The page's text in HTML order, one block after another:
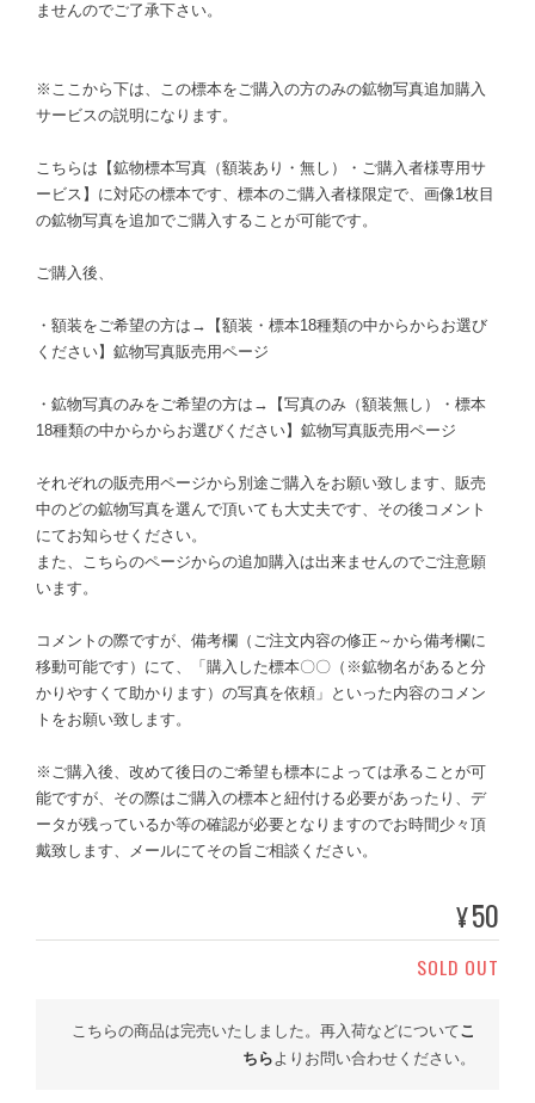
ませんのでご了承下さい。
※ここから下は、この標本をご購入の方のみの鉱物写真追加購入
サービスの説明になります。
こちらは【鉱物標本写真（額装あり・無し）・ご購入者様専用サ
ービス】に対応の標本です、標本のご購入者様限定で、画像1枚目
の鉱物写真を追加でご購入することが可能です。
ご購入後、
・額装をご希望の方は→【額装・標本18種類の中からからお選び
ください】鉱物写真販売用ページ
・鉱物写真のみをご希望の方は→【写真のみ（額装無し）・標本
18種類の中からからお選びください】鉱物写真販売用ページ
それぞれの販売用ページから別途ご購入をお願い致します、販売
中のどの鉱物写真を選んで頂いても大丈夫です、その後コメント
にてお知らせください。
また、こちらのページからの追加購入は出来ませんのでご注意願
います。
コメントの際ですが、備考欄（ご注文内容の修正～から備考欄に
移動可能です）にて、「購入した標本〇〇（※鉱物名があると分
かりやすくて助かります）の写真を依頼」といった内容のコメン
トをお願い致します。
※ご購入後、改めて後日のご希望も標本によっては承ることが可
能ですが、その際はご購入の標本と紐付ける必要があったり、デ
ータが残っているか等の確認が必要となりますのでお時間少々頂
戴致します、メールにてその旨ご相談ください。
¥50
SOLD OUT
こちらの商品は完売いたしました。再入荷などについてこ
ちらよりお問い合わせください。